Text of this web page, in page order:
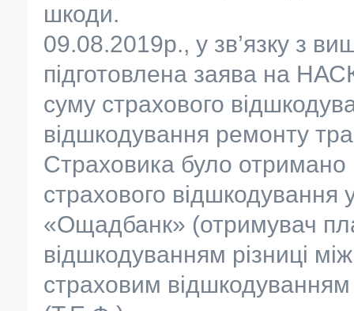
шкоди.
09.08.2019р., у зв’язку з
підготовлена заява на
суму страхового
відшкодування ремонту
Страховика було отримано
страхового відшкодування
«Ощадбанк» (отримувач
відшкодуванням різниці
страховим